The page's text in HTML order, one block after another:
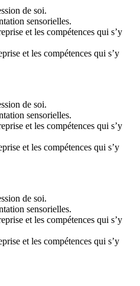
de soi.
sensorielles.
et les compétences qui s’y
et les compétences qui s’y
de soi.
sensorielles.
et les compétences qui s’y
et les compétences qui s’y
de soi.
sensorielles.
et les compétences qui s’y
et les compétences qui s’y